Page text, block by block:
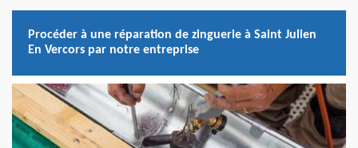
Procéder à une réparation de zinguerie à Saint Julien
En Vercors par notre entreprise